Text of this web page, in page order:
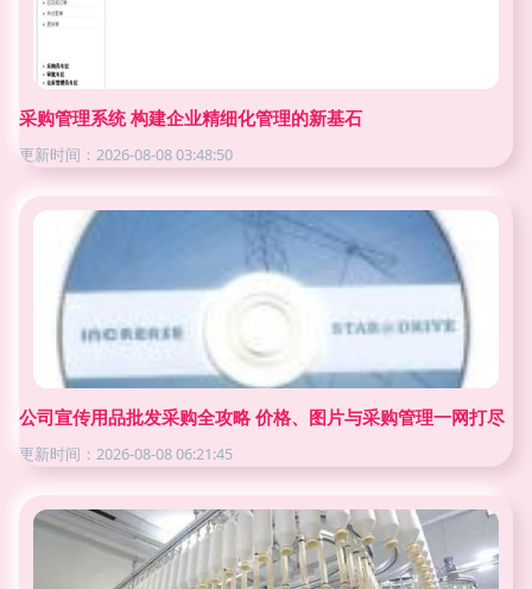
采购管理系统 构建企业精细化管理的新基石
更新时间：2026-08-08 03:48:50
公司宣传用品批发采购全攻略 价格、图片与采购管理一网打尽
更新时间：2026-08-08 06:21:45